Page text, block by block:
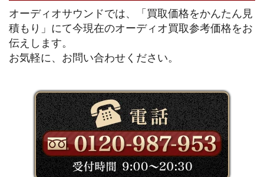
オーディオサウンドでは、「買取価格をかんたん見
積もり」にて今現在のオーディオ買取参考価格をお
伝えします。
お気軽に、お問い合わせください。